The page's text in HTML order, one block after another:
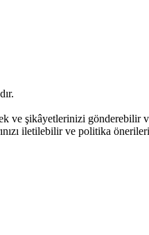
ve şikâyetlerinizi
iletilebilir ve politika